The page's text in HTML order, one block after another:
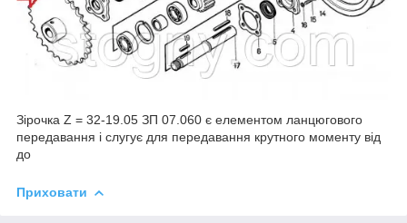
Зірочка Z = 32-19.05 ЗП 07.060 є елементом ланцюгового
передавання і слугує для передавання крутного моменту від
до
Приховати